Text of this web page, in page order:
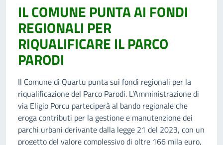
IL COMUNE PUNTA AI FONDI
REGIONALI PER
RIQUALIFICARE IL PARCO
PARODI
Il Comune di Quartu punta sui fondi regionali per la
riqualificazione del Parco Parodi. L’Amministrazione di
via Eligio Porcu parteciperà al bando regionale che
eroga contributi per la gestione e manutenzione dei
parchi urbani derivante dalla legge 21 del 2023, con un
progetto del valore complessivo di oltre 166 mila euro,